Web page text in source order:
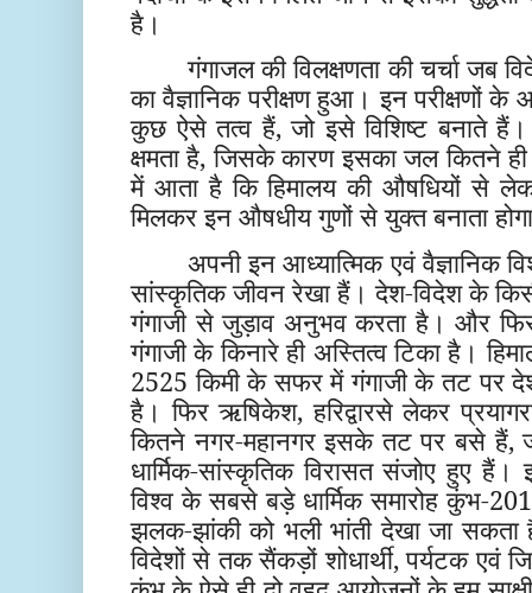
है।
गंगाजल की विलक्षणता की चर्चा जब
का वैज्ञानिक परीक्षण हुआ। इन परीक्षणों के
कुछ ऐसे तत्व हैं, जो इसे विशिष्ट बनाते हैं।
क्षमता है, जिसके कारण इसका जल कितने
में आता है कि हिमालय की औषधियों से
मिलकर इन औषधीय गुणों से युक्त बनाता
अपनी इन आध्यात्मिक एवं वैज्ञानिक
सांस्कृतिक जीवन रेखा हैं। देश-विदेश के
गंगाजी से जुड़ाव अनुभव करता है। और
गंगाजी के किनारे ही अस्तित्व टिका है।
2525 किमी के सफर में गंगाजी के तट पर
है। फिर ऋषिकेश, हरिद्वारसे लेकर
कितने नगर-महानगर इसके तट पर बसे हैं,
धार्मिक-सांस्कृतिक विरासत संजोए हुए
विश्व के सबसे बड़े धार्मिक समारोह कुंभ-
झलक-झांकी को भली भांती देखा जा सकता
विदेशों से तक सैंकड़ों शोधार्थी, पर्यटक एवं